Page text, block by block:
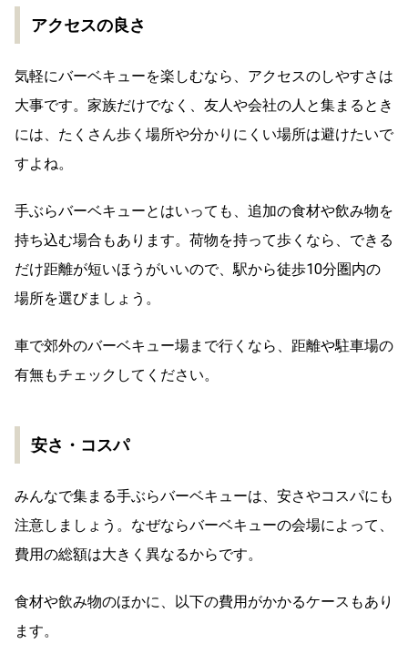
アクセスの良さ
気軽にバーベキューを楽しむなら、アクセスのしやすさは
大事です。家族だけでなく、友人や会社の人と集まるとき
には、たくさん歩く場所や分かりにくい場所は避けたいで
すよね。
手ぶらバーベキューとはいっても、追加の食材や飲み物を
持ち込む場合もあります。荷物を持って歩くなら、できる
だけ距離が短いほうがいいので、駅から徒歩10分圏内の
場所を選びましょう。
車で郊外のバーベキュー場まで行くなら、距離や駐車場の
有無もチェックしてください。
安さ・コスパ
みんなで集まる手ぶらバーベキューは、安さやコスパにも
注意しましょう。なぜならバーベキューの会場によって、
費用の総額は大きく異なるからです。
食材や飲み物のほかに、以下の費用がかかるケースもあり
ます。